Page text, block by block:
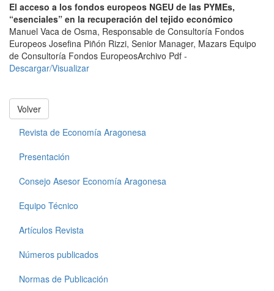
El acceso a los fondos europeos NGEU de las PYMEs,
“esenciales” en la recuperación del tejido económico
Manuel Vaca de Osma, Responsable de Consultoría Fondos
Europeos Josefina Piñón Rizzi, Senior Manager, Mazars Equipo
de Consultoría Fondos EuropeosArchivo Pdf -
Descargar/Visualizar
Volver
Revista de Economía Aragonesa
Presentación
Consejo Asesor Economía Aragonesa
Equipo Técnico
Artículos Revista
Números publicados
Normas de Publicación